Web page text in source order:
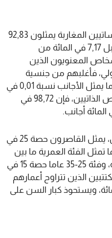
وأبرز أن المستثمرين المؤسساتيين المغاربة يمثلون 92,83
في المائة من المكتتبين، مقابل 7,17 في المائة من
المعنويون الذين
فأغلبهم من جنسية
مغربية (99,99 في المائة)، بينما يمثل الأجانب نسبة 0,01 في
المائة. وعلى مستوى الأشخاص الذاتيين، فإن 98,72 في
وبخصوص الأشخاص الذاتيين، يمثل القاصرون حصة 25 في
تمثل الفئة العمرية ما بين
18 و24 عاما نسبة 5 في المائة، وفئة 25-35 عاما حصة 15 في
الذين تتراوح أعمارهم
عاما 42 في المائة، ويستحوذ كبار السن على